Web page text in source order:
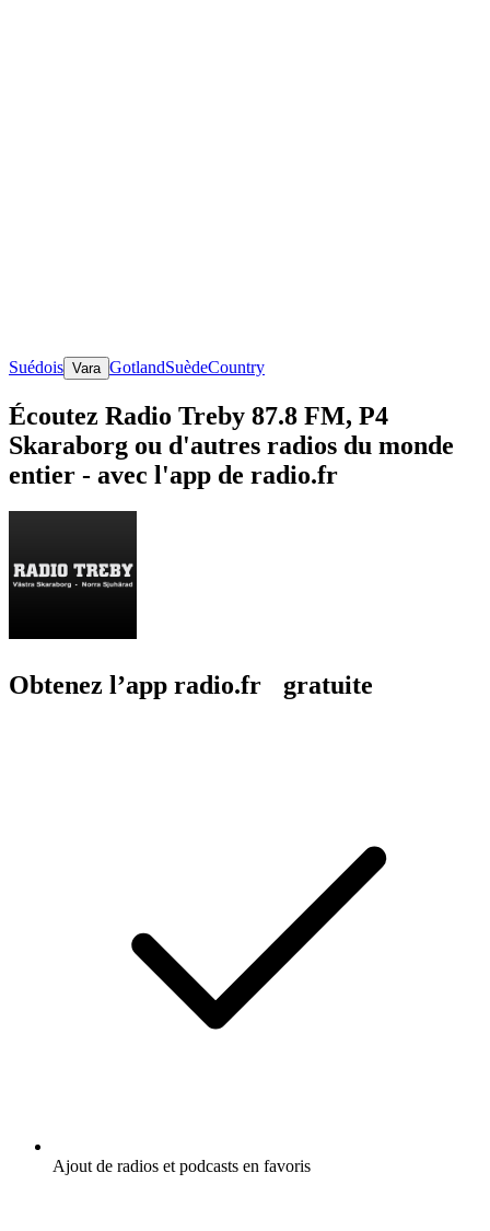
Suédois Vara GotlandSuèdeCountry
Écoutez Radio Treby 87.8 FM, P4
Skaraborg ou d'autres radios du monde
entier - avec l'app de radio.fr
Obtenez l’app radio.fr gratuite
Ajout de radios et podcasts en favoris